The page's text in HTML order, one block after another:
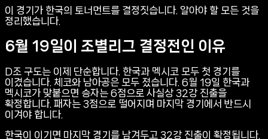
이 경기가 한국의 토너먼트를 결정짓습니다. 알아야 할 모든 것을
정리했습니다.
6월 19일이 조별리그 결정전인 이유
D조 구도는 이제 단순합니다. 한국과 멕시코 모두 첫 경기를
이겼습니다. 체코와 남아공은 모두 졌습니다. 6월 19일 한국과
멕시코가 맞붙으면 승자는 6점으로 사실상 32강 진출을
확정합니다. 패자는 3점으로 떨어지며 마지막 경기에서 반드시
이겨야 합니다.
한국이 이기면 마지막 경기를 남겨두고 32강 진출이 확정됩니다.